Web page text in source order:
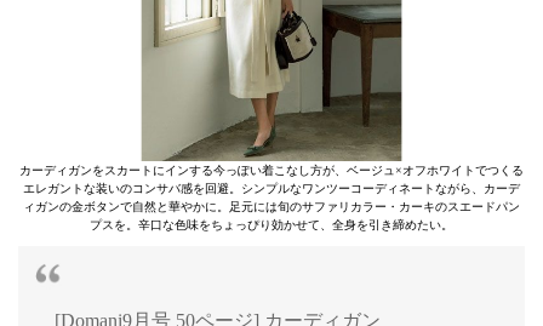
カーディガンをスカートにインする今っぽい着こなし方が、ベージュ×オフホワイトでつくる
エレガントな装いのコンサバ感を回避。シンプルなワンツーコーディネートながら、カーデ
ィガンの金ボタンで自然と華やかに。足元には旬のサファリカラー・カーキのスエードパン
プスを。辛口な色味をちょっぴり効かせて、全身を引き締めたい。
[Domani9月号 50ページ] カーディガン